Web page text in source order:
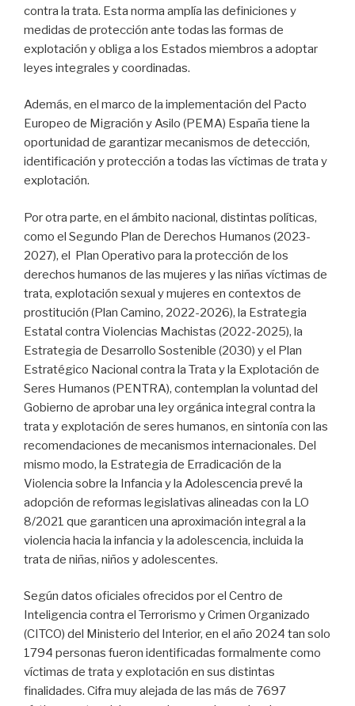
contra la trata. Esta norma amplía las definiciones y
medidas de protección ante todas las formas de
explotación y obliga a los Estados miembros a adoptar
leyes integrales y coordinadas.
Además, en el marco de la implementación del Pacto
Europeo de Migración y Asilo (PEMA) España tiene la
oportunidad de garantizar mecanismos de detección,
identificación y protección a todas las víctimas de trata y
explotación.
Por otra parte, en el ámbito nacional, distintas políticas,
como el Segundo Plan de Derechos Humanos (2023-
2027), el Plan Operativo para la protección de los
derechos humanos de las mujeres y las niñas víctimas de
trata, explotación sexual y mujeres en contextos de
prostitución (Plan Camino, 2022-2026), la Estrategia
Estatal contra Violencias Machistas (2022-2025), la
Estrategia de Desarrollo Sostenible (2030) y el Plan
Estratégico Nacional contra la Trata y la Explotación de
Seres Humanos (PENTRA), contemplan la voluntad del
Gobierno de aprobar una ley orgánica integral contra la
trata y explotación de seres humanos, en sintonía con las
recomendaciones de mecanismos internacionales. Del
mismo modo, la Estrategia de Erradicación de la
Violencia sobre la Infancia y la Adolescencia prevé la
adopción de reformas legislativas alineadas con la LO
8/2021 que garanticen una aproximación integral a la
violencia hacia la infancia y la adolescencia, incluida la
trata de niñas, niños y adolescentes.
Según datos oficiales ofrecidos por el Centro de
Inteligencia contra el Terrorismo y Crimen Organizado
(CITCO) del Ministerio del Interior, en el año 2024 tan solo
1794 personas fueron identificadas formalmente como
víctimas de trata y explotación en sus distintas
finalidades. Cifra muy alejada de las más de 7697